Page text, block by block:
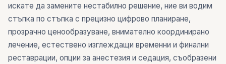
искате да замените нестабилно решение, ние ви водим
стъпка по стъпка с прецизно цифрово планиране,
прозрачно ценообразуване, внимателно координирано
лечение, естествено изглеждащи временни и финални
реставрации, опции за анестезия и седация, съобразени